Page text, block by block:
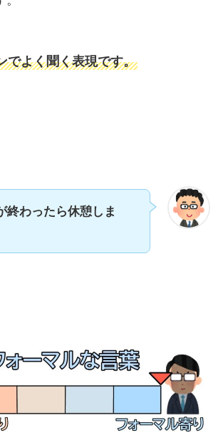
でよく聞く表現です。
終わったら休憩しま